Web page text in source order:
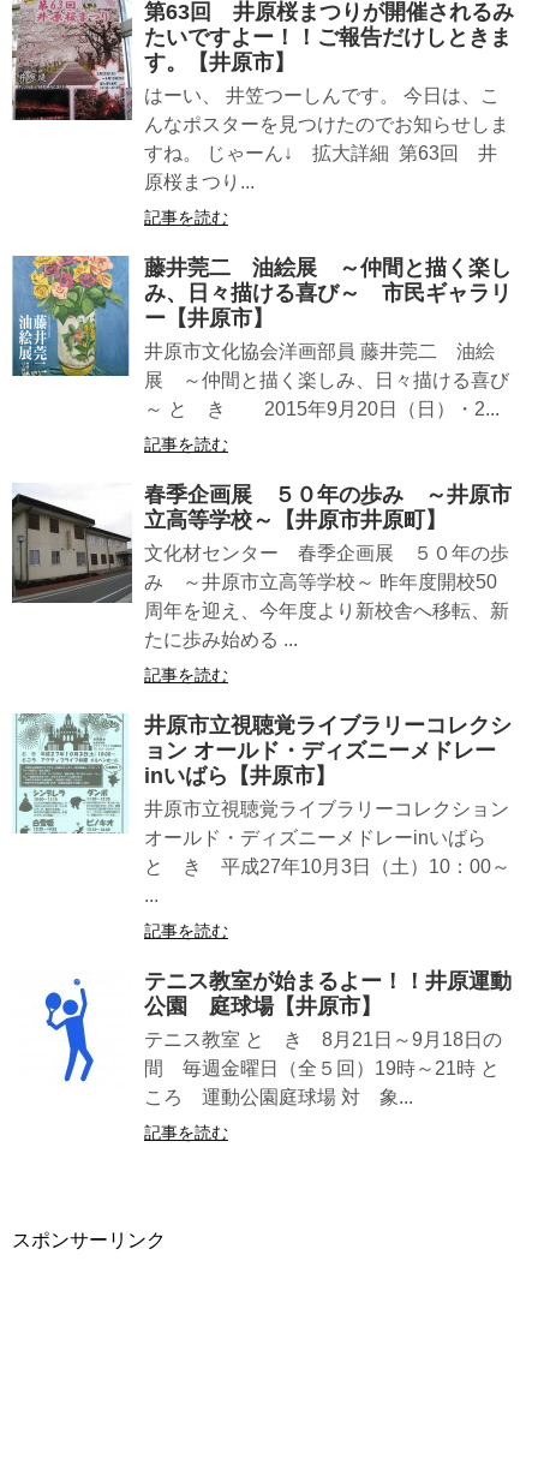
第63回 井原桜まつりが開催されるみ
たいですよー！！ご報告だけしときま
す。【井原市】
はーい、 井笠つーしんです。 今日は、こ
んなポスターを見つけたのでお知らせしま
すね。 じゃーん↓ 拡大詳細 第63回 井
原桜まつり...
記事を読む
藤井莞二 油絵展 ～仲間と描く楽し
み、日々描ける喜び～ 市民ギャラリ
ー【井原市】
井原市文化協会洋画部員 藤井莞二 油絵
展 ～仲間と描く楽しみ、日々描ける喜び
～ と き 2015年9月20日（日）・2...
記事を読む
春季企画展 ５０年の歩み ～井原市
立高等学校～【井原市井原町】
文化材センター 春季企画展 ５０年の歩
み ～井原市立高等学校～ 昨年度開校50
周年を迎え、今年度より新校舎へ移転、新
たに歩み始める ...
記事を読む
井原市立視聴覚ライブラリーコレクシ
ョン オールド・ディズニーメドレー
inいばら【井原市】
井原市立視聴覚ライブラリーコレクション
オールド・ディズニーメドレーinいばら
と き 平成27年10月3日（土）10：00～
...
記事を読む
テニス教室が始まるよー！！井原運動
公園 庭球場【井原市】
テニス教室 と き 8月21日～9月18日の
間 毎週金曜日（全５回）19時～21時 と
ころ 運動公園庭球場 対 象...
記事を読む
スポンサーリンク